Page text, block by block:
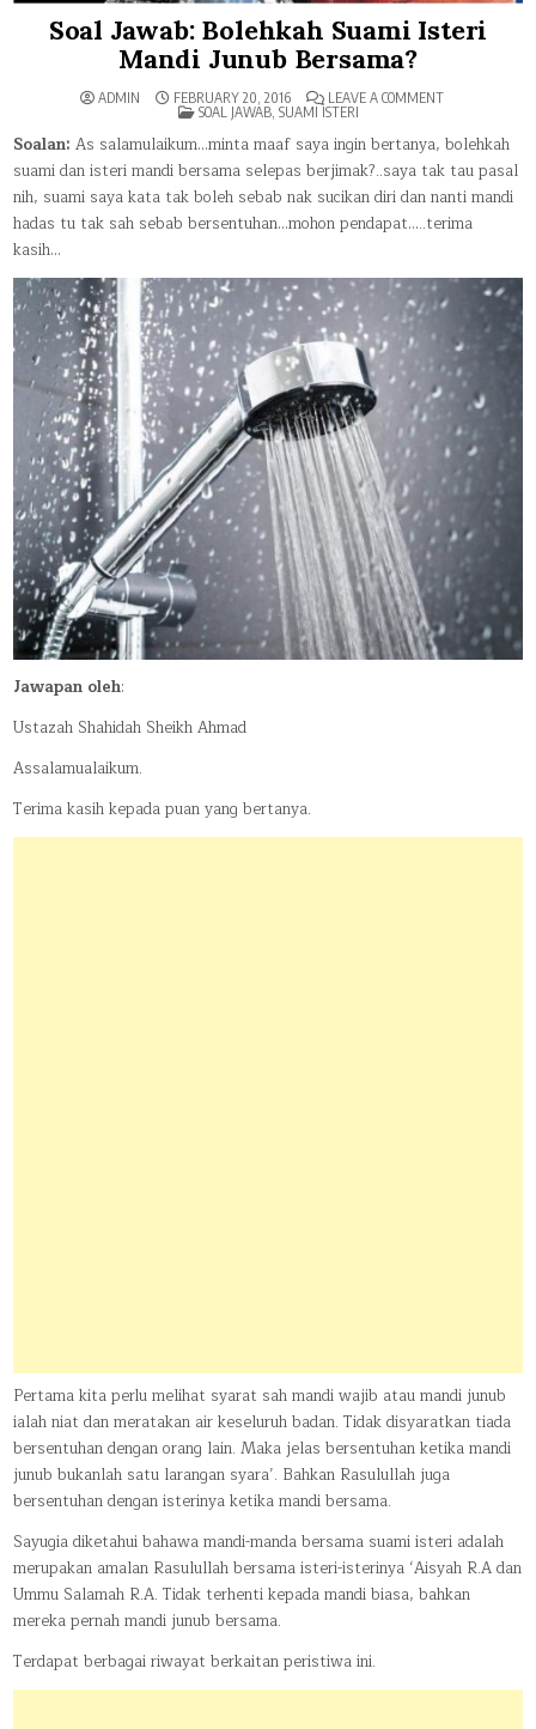
Soal Jawab: Bolehkah Suami Isteri
Mandi Junub Bersama?
ADMIN FEBRUARY 20, 2016 LEAVE A COMMENTON
BOLEHKAH
SUAMI
ISTERI
MANDI
JUNUB
POSTED
SOAL JAWAB, SUAMI ISTERI
Soalan: As salamulaikum…minta maaf saya ingin bertanya, bolehkah
suami dan isteri mandi bersama selepas berjimak?..saya tak tau pasal
nih, suami saya kata tak boleh sebab nak sucikan diri dan nanti mandi
hadas tu tak sah sebab bersentuhan…mohon pendapat…..terima
kasih…
Jawapan oleh:
Ustazah Shahidah Sheikh Ahmad
Assalamualaikum.
Terima kasih kepada puan yang bertanya.
Pertama kita perlu melihat syarat sah mandi wajib atau mandi junub
ialah niat dan meratakan air keseluruh badan. Tidak disyaratkan tiada
bersentuhan dengan orang lain. Maka jelas bersentuhan ketika mandi
junub bukanlah satu larangan syara’. Bahkan Rasulullah juga
bersentuhan dengan isterinya ketika mandi bersama.
Sayugia diketahui bahawa mandi-manda bersama suami isteri adalah
merupakan amalan Rasulullah bersama isteri-isterinya ‘Aisyah R.A dan
Ummu Salamah R.A. Tidak terhenti kepada mandi biasa, bahkan
mereka pernah mandi junub bersama.
Terdapat berbagai riwayat berkaitan peristiwa ini.